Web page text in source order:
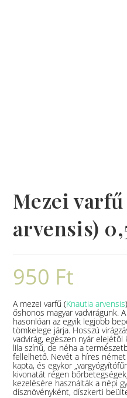
Mezei
arvensis)
950 Ft
A mezei varfű (Knautia arvensis
őshonos magyar vadvirágunk.
hasonlóan az egyik legjobb
tömkelege járja. Hosszú
vadvirág, egészen nyár elejétől
lila színű, de néha a
fellelhető. Nevét a híres
kapta, és egykor
kivonatát régen
kezelésére használták a népi
dísznövényként, díszkerti